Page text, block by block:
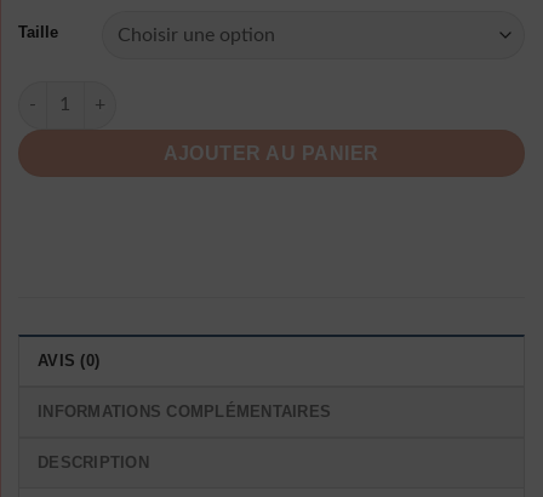
Taille
quantité de Robe D Ete A Pois Tenue Longue
AJOUTER AU PANIER
AVIS (0)
INFORMATIONS COMPLÉMENTAIRES
DESCRIPTION